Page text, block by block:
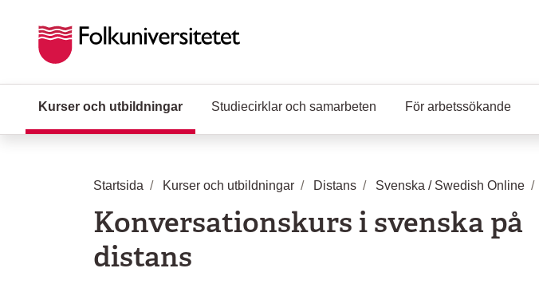
Kurser och utbildningar (Aktuell sida)
Studiecirklar och samarbeten För arbetssökande
Startsida Kurser och utbildningar Distans Svenska / Swedish Online
Konversationskurs i svenska på
distans